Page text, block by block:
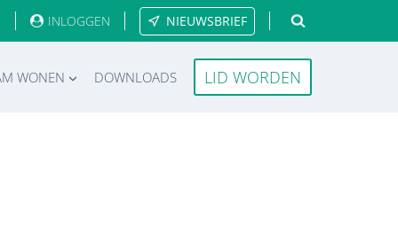
INLOGGEN NIEUWSBRIEF
WONEN DOWNLOADS LID WORDEN